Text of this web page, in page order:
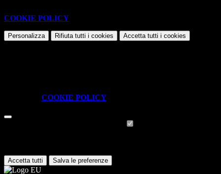
COOKIE POLICY
Personalizza Rifiuta tutti i cookies Accetta tutti i cookies
COOKIE POLICY
Accetta tutti Salva le preferenze